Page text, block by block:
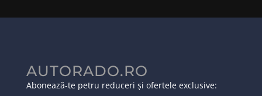
AUTORADO.RO
Abonează-te petru reduceri și ofertele exclusive: